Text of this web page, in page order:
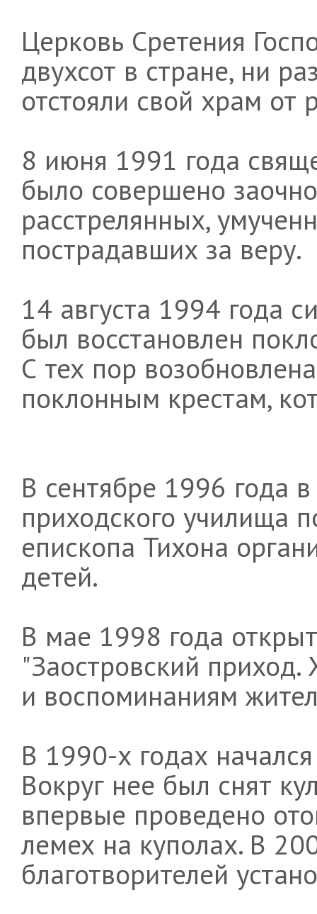
Церковь Сретения
двухсот в стране, ни
отстояли свой храм от
8 июня 1991 года
было совершено
расстрелянных,
пострадавших за веру.
14 августа 1994 года
был восстановлен
С тех пор
поклонным крестам,
В сентябре 1996 года
приходского училища
епископа Тихона
детей.
В мае 1998 года
"Заостровский
и воспоминаниям
В 1990-х годах
Вокруг нее был снят
впервые проведено
лемех на куполах. В
благотворителей